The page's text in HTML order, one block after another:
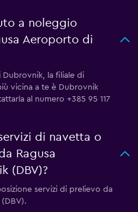
a noleggio
Aeroporto di
Dubrovnik, la filiale di
vicina a te è Dubrovnik
al numero +385 95 117
di navetta o
Ragusa
(DBV)?
servizi di prelievo da